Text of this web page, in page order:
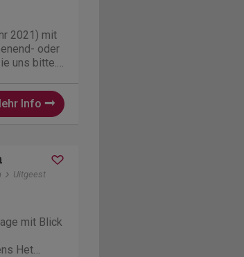
2021) mit
oder
uns bitte.
Info
Uitgeest
mit Blick
Het